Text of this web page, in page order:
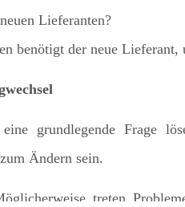
Lieferanten?
benötigt der neue
grundlegende Frage
Ändern sein.
treten